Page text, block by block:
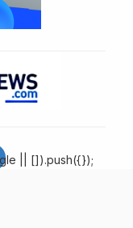
|| []).push({});